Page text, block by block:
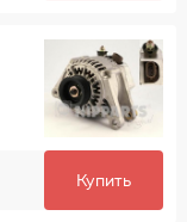
Купить